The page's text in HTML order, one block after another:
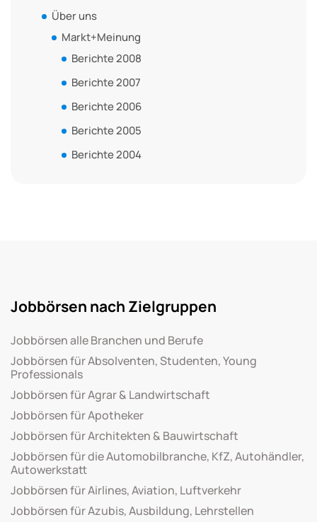
Über uns
Markt+Meinung
Berichte 2008
Berichte 2007
Berichte 2006
Berichte 2005
Berichte 2004
Jobbörsen nach Zielgruppen
Jobbörsen alle Branchen und Berufe
Jobbörsen für Absolventen, Studenten, Young
Professionals
Jobbörsen für Agrar & Landwirtschaft
Jobbörsen für Apotheker
Jobbörsen für Architekten & Bauwirtschaft
Jobbörsen für die Automobilbranche, KfZ, Autohändler,
Autowerkstatt
Jobbörsen für Airlines, Aviation, Luftverkehr
Jobbörsen für Azubis, Ausbildung, Lehrstellen